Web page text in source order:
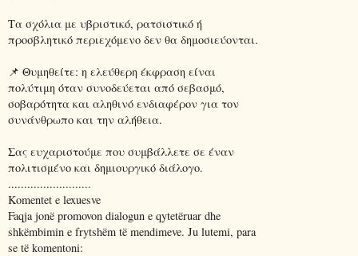
Τα σχόλια με υβριστικό, ρατσιστικό ή
προσβλητικό περιεχόμενο δεν θα δημοσιεύονται.
📌 Θυμηθείτε: η ελεύθερη έκφραση είναι
πολύτιμη όταν συνοδεύεται από σεβασμό,
σοβαρότητα και αληθινό ενδιαφέρον για τον
συνάνθρωπο και την αλήθεια.
Σας ευχαριστούμε που συμβάλλετε σε έναν
πολιτισμένο και δημιουργικό διάλογο.
..........................
Komentet e lexuesve
Faqja jonë promovon dialogun e qytetëruar dhe
shkëmbimin e frytshëm të mendimeve. Ju lutemi, para
se të komentoni: